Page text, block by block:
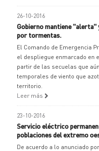
26-10-2016
Gobierno mantiene "alerta"
por tormentas.
El Comando de Emergencia
el despliegue enmarcado en
partir de las secuelas que
temporales de viento que
territorio.
Leer más
23-10-2016
Servicio eléctrico
poblaciones del extremo
De acuerdo a lo anunciado